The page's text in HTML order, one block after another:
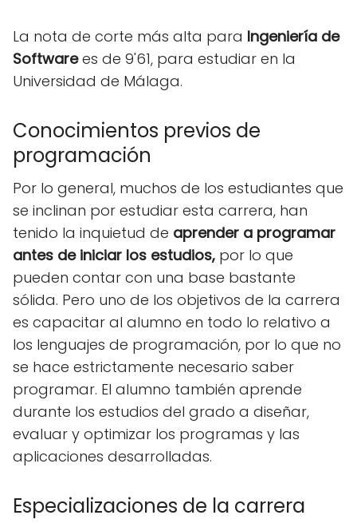
La nota de corte más alta para Ingeniería de
Softwarees de 9'61, para estudiar en la
Universidad de Málaga.
Conocimientos previos de
programación
Por lo general, muchos de los estudiantes que
se inclinan por estudiar esta carrera, han
tenido la inquietud de aprender a programar
antes de iniciar los estudios, por lo que
pueden contar con una base bastante
sólida. Pero uno de los objetivos de la carrera
es capacitar al alumno en todo lo relativo a
los lenguajes de programación, por lo que no
se hace estrictamente necesario saber
programar. El alumno también aprende
durante los estudios del grado a diseñar,
evaluar y optimizar los programas y las
aplicaciones desarrolladas.
Especializaciones de la carrera